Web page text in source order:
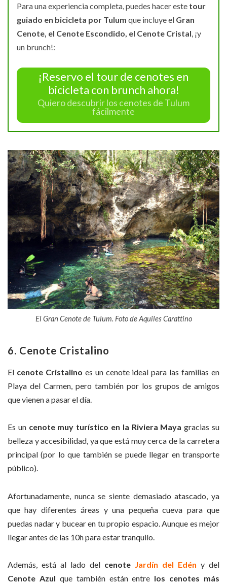
Para una experiencia completa, puedes hacer este tour
guiado en bicicleta por Tulum que incluye el Gran
Cenote, el Cenote Escondido, el Cenote Cristal , ¡y
un brunch!:
¡Reservo el tour de cenotes en
bicicleta con brunch ahora!
Quiero descubrir los cenotes de Tulum
fácilmente
El Gran Cenote de Tulum. Foto de Aquiles Carattino
6. Cenote Cristalino
El cenote Cristalino es un cenote ideal para las familias en
Playa del Carmen, pero también por los grupos de amigos
que vienen a pasar el día.
Es un cenote muy turístico en la Riviera Maya gracias su
belleza y accesibilidad, ya que está muy cerca de la carretera
principal (por lo que también se puede llegar en transporte
público).
Afortunadamente, nunca se siente demasiado atascado, ya
que hay diferentes áreas y una pequeña cueva para que
puedas nadar y bucear en tu propio espacio. Aunque es mejor
llegar antes de las 10h para estar tranquilo.
Además, está al lado del cenote Jardín del Edén y del
Cenote Azul que también están entre los cenotes más